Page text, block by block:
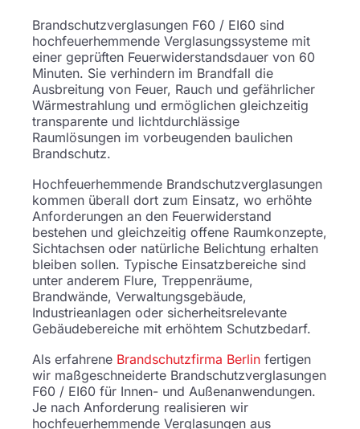
Brandschutzverglasungen F60 / EI60 sind
hochfeuerhemmende Verglasungssysteme mit
einer geprüften Feuerwiderstandsdauer von 60
Minuten. Sie verhindern im Brandfall die
Ausbreitung von Feuer, Rauch und gefährlicher
Wärmestrahlung und ermöglichen gleichzeitig
transparente und lichtdurchlässige
Raumlösungen im vorbeugenden baulichen
Brandschutz.
Hochfeuerhemmende Brandschutzverglasungen
kommen überall dort zum Einsatz, wo erhöhte
Anforderungen an den Feuerwiderstand
bestehen und gleichzeitig offene Raumkonzepte,
Sichtachsen oder natürliche Belichtung erhalten
bleiben sollen. Typische Einsatzbereiche sind
unter anderem Flure, Treppenräume,
Brandwände, Verwaltungsgebäude,
Industrieanlagen oder sicherheitsrelevante
Gebäudebereiche mit erhöhtem Schutzbedarf.
Als erfahrene Brandschutzfirma Berlin fertigen
wir maßgeschneiderte Brandschutzverglasungen
F60 / EI60 für Innen- und Außenanwendungen.
Je nach Anforderung realisieren wir
hochfeuerhemmende Verglasungen aus